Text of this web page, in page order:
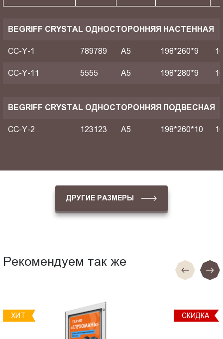
BEGRIFF CRYSTAL ОДНОСТОРОННЯЯ НАСТЕННАЯ
CC-Y-1 789789 A5 198*260*9
CC-Y-11 5555 A5 198*280*9
BEGRIFF CRYSTAL ОДНОСТОРОННЯЯ ПОДВЕСНАЯ
CC-Y-2 123123 A5 198*260*10
ДРУГИЕ РАЗМЕРЫ
Рекомендуем так же
ХИТ СКИДКА